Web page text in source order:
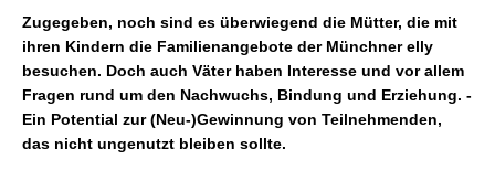
Zugegeben, noch sind es überwiegend die Mütter, die mit
ihren Kindern die Familienangebote der Münchner elly
besuchen. Doch auch Väter haben Interesse und vor allem
Fragen rund um den Nachwuchs, Bindung und Erziehung. -
Ein Potential zur (Neu-)Gewinnung von Teilnehmenden,
das nicht ungenutzt bleiben sollte.